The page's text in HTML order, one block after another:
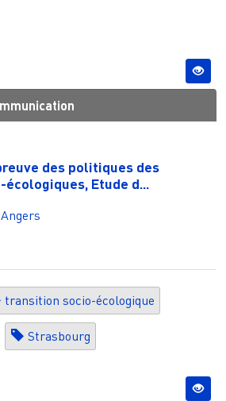
des politiques des
Etude d...
Angers
transition socio-écologique
Strasbourg